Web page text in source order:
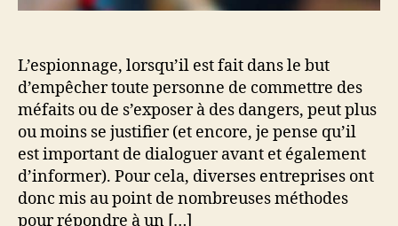
L’espionnage, lorsqu’il est fait dans le but
d’empêcher toute personne de commettre des
méfaits ou de s’exposer à des dangers, peut plus
ou moins se justifier (et encore, je pense qu’il
est important de dialoguer avant et également
d’informer). Pour cela, diverses entreprises ont
donc mis au point de nombreuses méthodes
pour répondre à un […]